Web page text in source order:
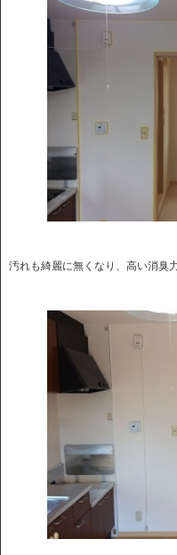
汚れも綺麗に無くなり、高い消臭